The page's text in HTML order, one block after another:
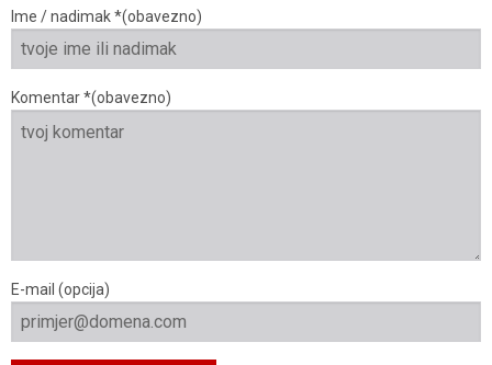
Ime / nadimak *(obavezno)
Komentar *(obavezno)
E-mail (opcija)